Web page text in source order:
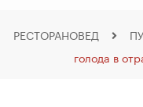
РЕСТОРАНОВЕД
голода в